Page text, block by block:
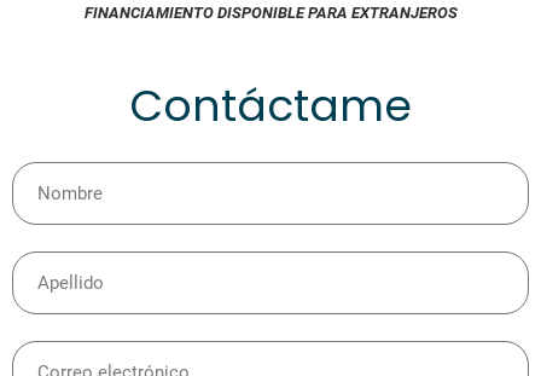
FINANCIAMIENTO DISPONIBLE PARA EXTRANJEROS
Contáctame